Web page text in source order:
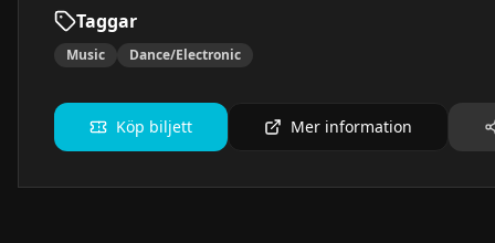
Taggar
Music Dance/Electronic
Köp biljett Mer information